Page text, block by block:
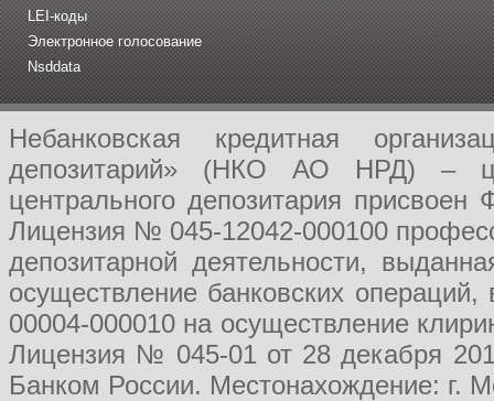
LEI-коды
Электронное голосование
Nsddata
Небанковская кредитная
депозитарий» (НКО АО НРД) –
центрального депозитария
Лицензия № 045-12042-000100
депозитарной деятельности,
осуществление банковских
00004-000010 на осуществление
Лицензия № 045-01 от 28 декабря
Банком России. Местонахождение: г.